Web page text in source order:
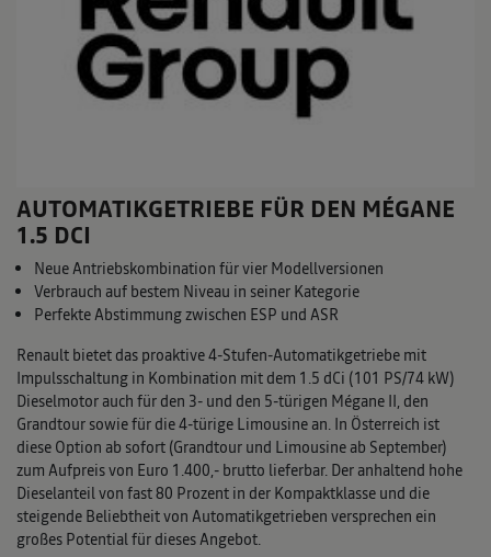
AUTOMATIKGETRIEBE FÜR DEN MÉGANE
1.5 DCI
Neue Antriebskombination für vier Modellversionen
Verbrauch auf bestem Niveau in seiner Kategorie
Perfekte Abstimmung zwischen ESP und ASR
Renault bietet das proaktive 4-Stufen-Automatikgetriebe mit
Impulsschaltung in Kombination mit dem 1.5 dCi (101 PS/74 kW)
Dieselmotor auch für den 3- und den 5-türigen Mégane II, den
Grandtour sowie für die 4-türige Limousine an. In Österreich ist
diese Option ab sofort (Grandtour und Limousine ab September)
zum Aufpreis von Euro 1.400,- brutto lieferbar. Der anhaltend hohe
Dieselanteil von fast 80 Prozent in der Kompaktklasse und die
steigende Beliebtheit von Automatikgetrieben versprechen ein
großes Potential für dieses Angebot.